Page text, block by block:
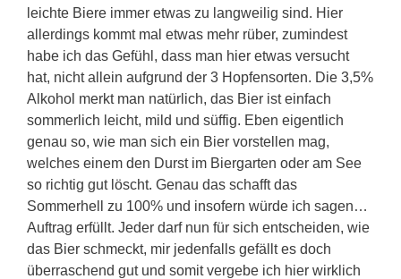
leichte Biere immer etwas zu langweilig sind. Hier
allerdings kommt mal etwas mehr rüber, zumindest
habe ich das Gefühl, dass man hier etwas versucht
hat, nicht allein aufgrund der 3 Hopfensorten. Die 3,5%
Alkohol merkt man natürlich, das Bier ist einfach
sommerlich leicht, mild und süffig. Eben eigentlich
genau so, wie man sich ein Bier vorstellen mag,
welches einem den Durst im Biergarten oder am See
so richtig gut löscht. Genau das schafft das
Sommerhell zu 100% und insofern würde ich sagen…
Auftrag erfüllt. Jeder darf nun für sich entscheiden, wie
das Bier schmeckt, mir jedenfalls gefällt es doch
überraschend gut und somit vergebe ich hier wirklich